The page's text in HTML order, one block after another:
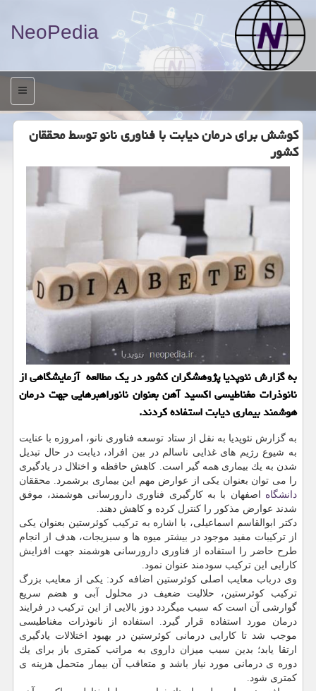
NeoPedia
منو
كوشش برای درمان دیابت با فناوری نانو توسط محققان
كشور
به گزارش نئوپدیا پژوهشگران كشور در یك مطالعه آزمایشگاهی از
نانوذرات مغناطیسی اكسید آهن بعنوان نانوراهبرهایی جهت درمان
هوشمند بیماری دیابت استفاده كردند.
به گزارش نئوپدیا به نقل از ستاد توسعه فناوری نانو، امروزه با عنایت
به شیوع رژیم های غذایی ناسالم در بین افراد، دیابت در حال تبدیل
شدن به یك بیماری همه گیر است. كاهش حافظه و اختلال در یادگیری
را می توان بعنوان یكی از عوارض مهم این بیماری برشمرد. محققان
دانشگاه اصفهان با به كارگیری فناوری دارورسانی هوشمند، موفق
شدند عوارض مذكور را كنترل كرده و كاهش دهند.
دكتر ابوالقاسم اسماعیلی، با اشاره به تركیب كوئرستین بعنوان یكی
از تركیبات مفید موجود در بیشتر میوه ها و سبزیجات، هدف از انجام
طرح حاضر را استفاده از فناوری دارورسانی هوشمند جهت افزایش
كارایی این تركیب سودمند عنوان نمود.
وی درباب معایب اصلی كوئرستین اضافه كرد: یكی از معایب بزرگ
تركیب كوئرستین، حلالیت ضعیف در محلول آبی و هضم سریع
گوارشی آن است كه سبب میگردد دوز بالایی از این تركیب در فرایند
درمان مورد استفاده قرار گیرد. استفاده از نانوذرات مغناطیسی
موجب شد تا كارایی درمانی كوئرستین در بهبود اختلالات یادگیری
ارتقا یابد؛ بدین سبب میزان داروی به مراتب كمتری باز برای یك
دوره ی درمانی مورد نیاز باشد و متعاقب آن بیمار متحمل هزینه ی
كمتری شود.